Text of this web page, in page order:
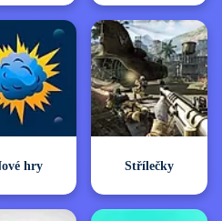
hry Střílečky